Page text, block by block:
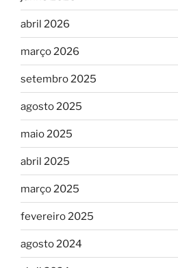
abril 2026
março 2026
setembro 2025
agosto 2025
maio 2025
abril 2025
março 2025
fevereiro 2025
agosto 2024